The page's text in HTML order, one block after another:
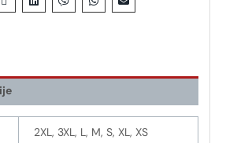
2XL, 3XL, L, M, S, XL, XS